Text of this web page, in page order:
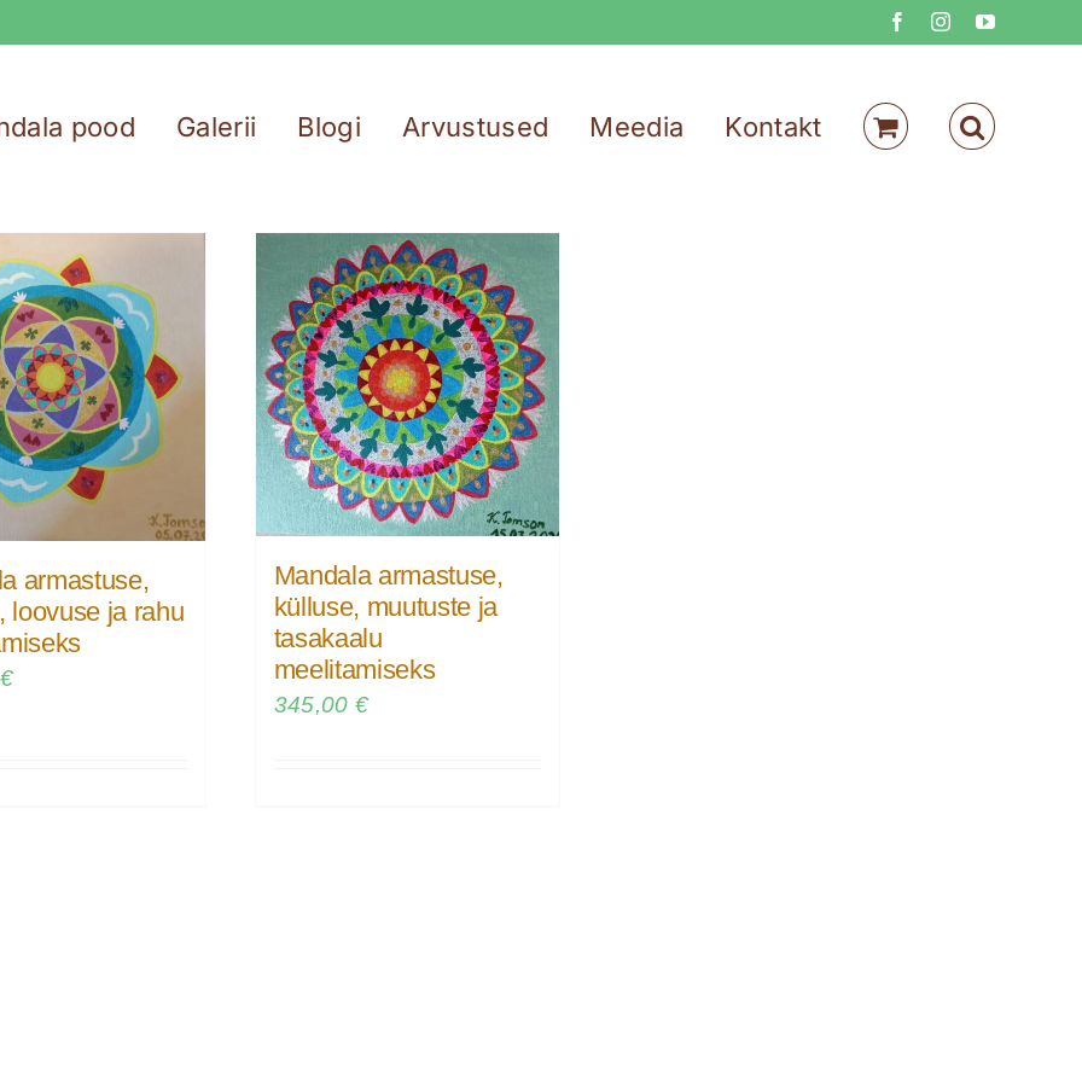
FacebookInstagramYouTube
pood Galerii Blogi Arvustused Meedia Kontakt
armastuse,
loovuse ja rahu
€
Mandala armastuse,
külluse, muutuste ja
tasakaalu
meelitamiseks
345,00 €